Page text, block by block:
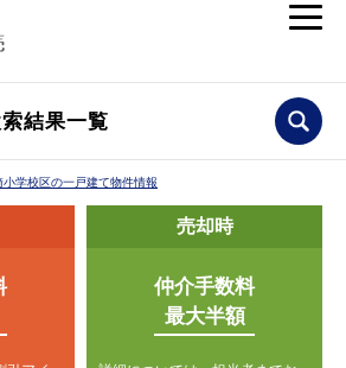
結果一覧
小学校区の一戸建て物件情報
売却時
仲介手数料
最大半額